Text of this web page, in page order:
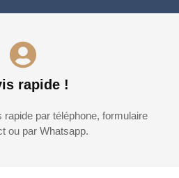
rapide !
par téléphone, formulaire
ou par Whatsapp.